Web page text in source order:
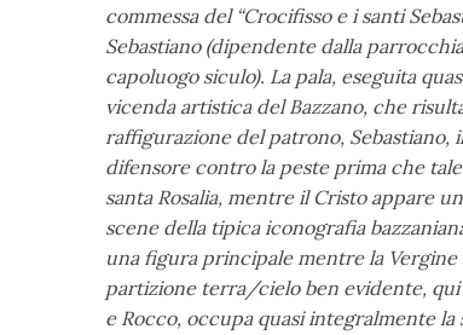
commessa del “Crocifisso e i santi
Sebastiano (dipendente dalla
capoluogo siculo). La pala, eseguita
vicenda artistica del Bazzano, che
raffigurazione del patrono, Sebastiano,
difensore contro la peste prima che
santa Rosalia, mentre il Cristo appare
scene della tipica iconografia
una figura principale mentre la
partizione terra/cielo ben evidente, qui
e Rocco, occupa quasi integralmente